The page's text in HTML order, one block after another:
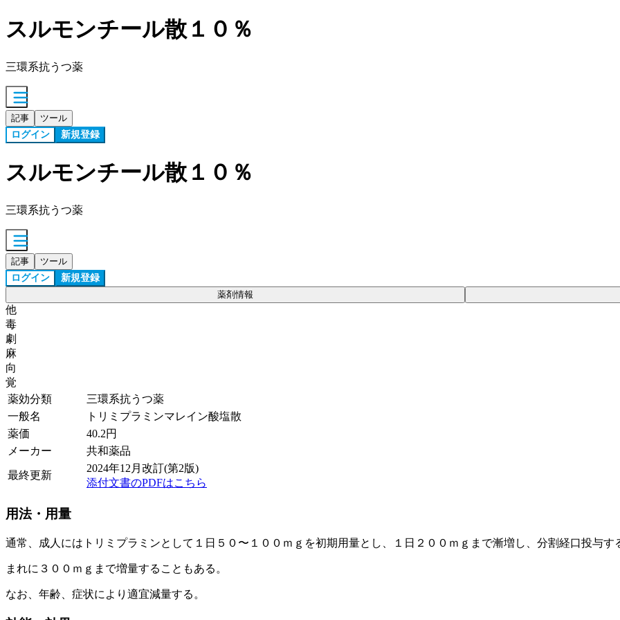
スルモンチール散１０％
三環系抗うつ薬
記事 ツール
ログイン 新規登録
スルモンチール散１０％
三環系抗うつ薬
記事 ツール
ログイン 新規登録
薬剤情報
他
毒
劇
麻
向
覚
薬効分類
三環系抗うつ薬
一般名
トリミプラミンマレイン酸塩散
薬価
40.2円
メーカー
共和薬品
最終更新
2024年12月改訂(第2版)
添付文書のPDFはこちら
用法・用量
通常、成人にはトリミプラミンとして１日５０〜１００ｍｇを初期用量とし、１日２００ｍｇまで漸増し、分割経口投与す
まれに３００ｍｇまで増量することもある。
なお、年齢、症状により適宜減量する。